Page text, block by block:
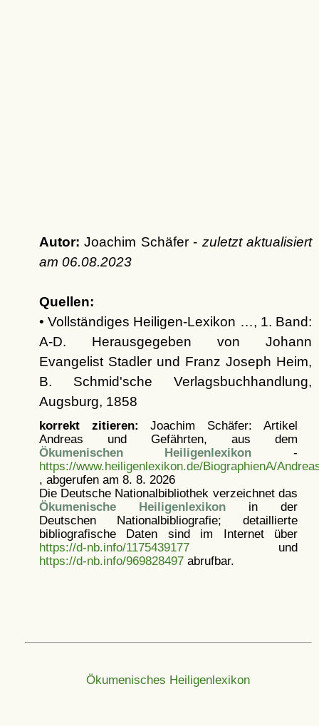
Autor: Joachim Schäfer - zuletzt aktualisiert
am 06.08.2023
Quellen:
• Vollständiges Heiligen-Lexikon …, 1. Band:
A-D. Herausgegeben von Johann
Evangelist Stadler und Franz Joseph Heim,
B. Schmid'sche Verlagsbuchhandlung,
Augsburg, 1858
korrekt zitieren: Joachim Schäfer: Artikel
Andreas und Gefährten, aus dem
Ökumenischen Heiligenlexikon -
https://www.heiligenlexikon.de/BiographienA/
, abgerufen am 8. 8. 2026
Die Deutsche Nationalbibliothek verzeichnet das
Ökumenische Heiligenlexikonin der
Deutschen Nationalbibliografie; detaillierte
bibliografische Daten sind im Internet über
https://d-nb.info/1175439177und
https://d-nb.info/969828497abrufbar.
Ökumenisches Heiligenlexikon